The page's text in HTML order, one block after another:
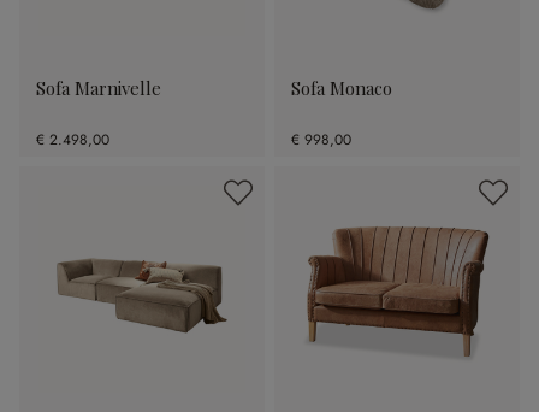
Sofa Marnivelle
€ 2.498,00
Sofa Monaco
€ 998,00